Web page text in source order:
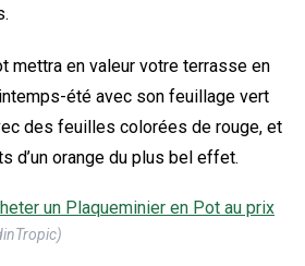
mettra en valeur votre terrasse en
été avec son feuillage vert
des feuilles colorées de rouge, et
d’un orange du plus bel effet.
un Plaqueminier en Pot au prix